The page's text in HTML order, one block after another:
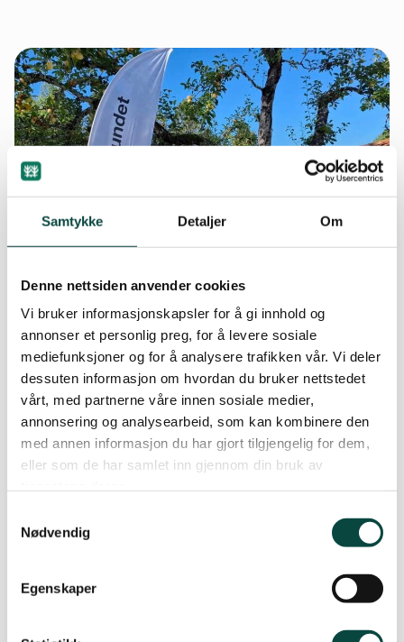
Samtykke Detaljer Om
Denne nettsiden anvender cookies
Vi bruker informasjonskapsler for å gi innhold og
annonser et personlig preg, for å levere sosiale
mediefunksjoner og for å analysere trafikken vår. Vi deler
dessuten informasjon om hvordan du bruker nettstedet
vårt, med partnerne våre innen sosiale medier,
annonsering og analysearbeid, som kan kombinere den
med annen informasjon du har gjort tilgjengelig for dem,
eller som de har samlet inn gjennom din bruk av
Nødvendig
Egenskaper
Elin K. Ajer Stenersrød Andreassen
sammen med bland annet BirdLife Halden.
Vi tar med litt av hvert for å vise fram hva vi
holder på med og er opptatt av i lokallaget.